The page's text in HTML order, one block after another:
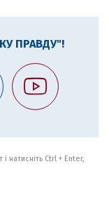
ПРАВДУ"!
натисніть Ctrl + Enter,